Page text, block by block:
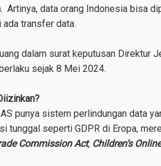
. Artinya, data orang Indonesia bisa
transfer data.
dalam surat keputusan Direktur
sejak 8 Mei 2024.
punya sistem perlindungan data
tunggal seperti GDPR di Eropa,
Commission Act, Children’s